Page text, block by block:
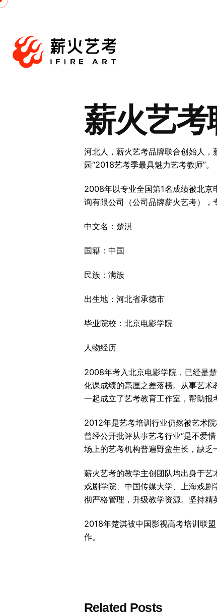
跳
薪火艺
河北人，薪火艺考品牌联合创始人
园“2018艺考季最具魅力艺考教师”
2008年以专业全国第1名成绩被北京
询有限公司（公司品牌薪火艺考），
中文名：楚淇
国籍：中国
民族：满族
出生地：河北省承德市
毕业院校：北京电影学院
人物经历
2008年考入北京电影学院，已经是
化课成绩的毫厘之差落榜。从事艺
一起成立了艺考教育工作室，帮助报
2012年是艺考培训行业仍然被艺术
曾经公开批评从事艺考行业“是不爱
场上的艺考机构普遍野蛮生长，缺乏
薪火艺考的教学主创团队均出身于
戏剧学院、中国传媒大学、上海戏
彻严格管理，升级教学资源。坚持精
2018年楚淇被中国影视高考培训联
作。
Related Posts